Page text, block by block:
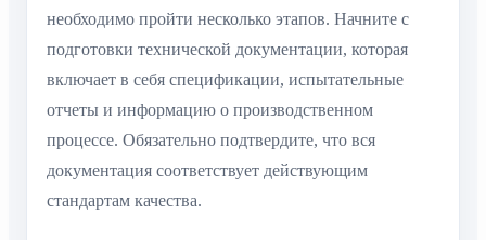
необходимо пройти несколько этапов. Начните с
подготовки технической документации, которая
включает в себя спецификации, испытательные
отчеты и информацию о производственном
процессе. Обязательно подтвердите, что вся
документация соответствует действующим
стандартам качества.